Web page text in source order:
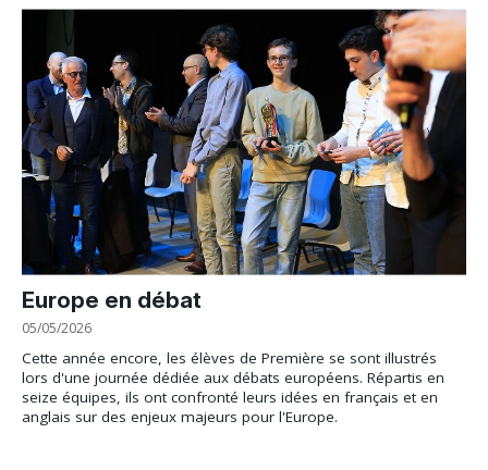
Europe en débat
05/05/2026
Cette année encore, les élèves de Première se sont illustrés
lors d'une journée dédiée aux débats européens. Répartis en
seize équipes, ils ont confronté leurs idées en français et en
anglais sur des enjeux majeurs pour l'Europe.